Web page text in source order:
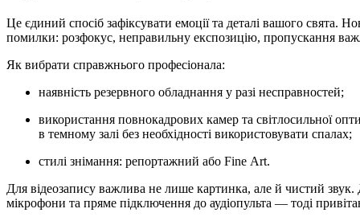
Це єдиний спосіб зафіксувати емоції та деталі вашого свята.
помилки: розфокус, неправильну експозицію, пропускання
Як вибрати справжнього професіонала:
наявність резервного обладнання у разі несправностей;
використання повнокадрових камер та світлосильної оптики, щоб фотографії виходили чіткими навіть
в темному залі без необхідності використовувати спалах;
стилі знімання: репортажний або Fine Art.
Для відеозапису важлива не лише картинка, але й чистий
мікрофони та пряме підключення до аудіопульта — тоді